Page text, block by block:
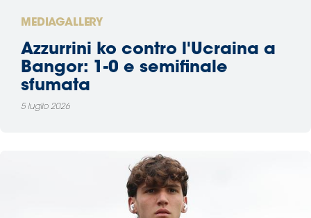
MEDIAGALLERY
Azzurrini ko contro l'Ucraina a
Bangor: 1-0 e semifinale
sfumata
5 luglio 2026